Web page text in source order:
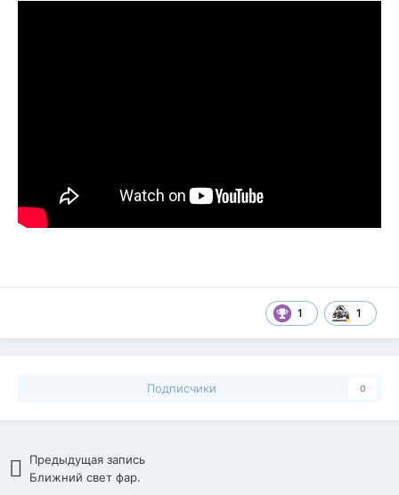
1 1
Подписчики 0
Предыдущая запись
Ближний свет фар.